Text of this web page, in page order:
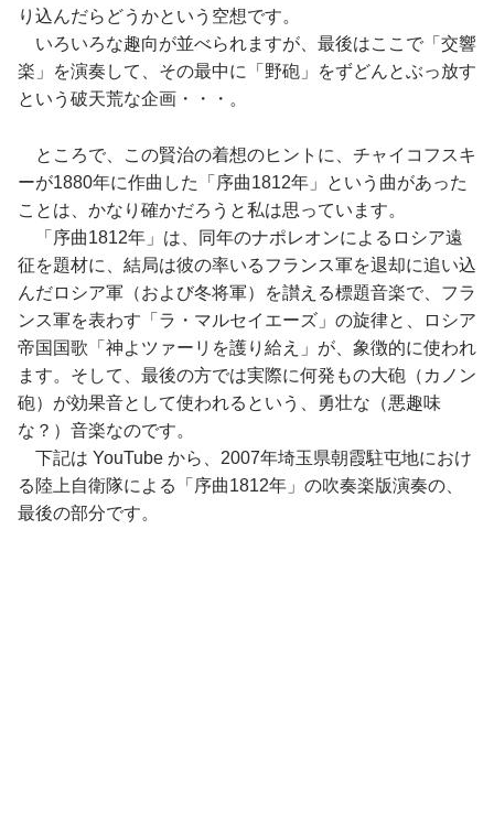
り込んだらどうかという空想です。
いろいろな趣向が並べられますが、最後はここで「交響
楽」を演奏して、その最中に「野砲」をずどんとぶっ放す
という破天荒な企画・・・。
ところで、この賢治の着想のヒントに、チャイコフスキ
ーが1880年に作曲した「序曲1812年」という曲があった
ことは、かなり確かだろうと私は思っています。
「序曲1812年」は、同年のナポレオンによるロシア遠
征を題材に、結局は彼の率いるフランス軍を退却に追い込
んだロシア軍（および冬将軍）を讃える標題音楽で、フラ
ンス軍を表わす「ラ・マルセイエーズ」の旋律と、ロシア
帝国国歌「神よツァーリを護り給え」が、象徴的に使われ
ます。そして、最後の方では実際に何発もの大砲（カノン
砲）が効果音として使われるという、勇壮な（悪趣味
な？）音楽なのです。
下記は YouTube から、2007年埼玉県朝霞駐屯地におけ
る陸上自衛隊による「序曲1812年」の吹奏楽版演奏の、
最後の部分です。